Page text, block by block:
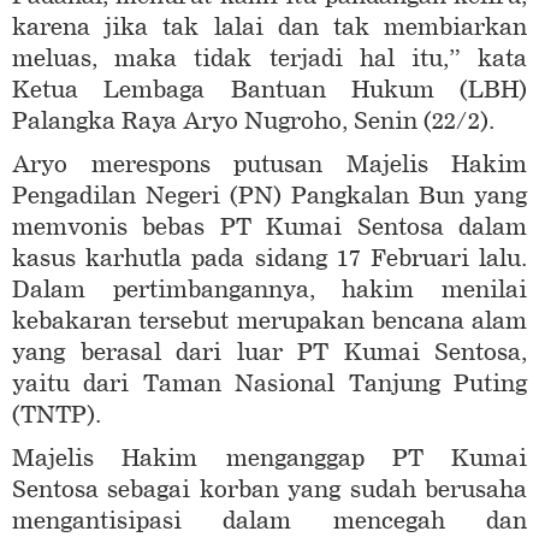
karena jika tak lalai dan tak membiarkan
meluas, maka tidak terjadi hal itu,” kata
Ketua Lembaga Bantuan Hukum (LBH)
Palangka Raya Aryo Nugroho, Senin (22/2).
Aryo merespons putusan Majelis Hakim
Pengadilan Negeri (PN) Pangkalan Bun yang
memvonis bebas PT Kumai Sentosa dalam
kasus karhutla pada sidang 17 Februari lalu.
Dalam pertimbangannya, hakim menilai
kebakaran tersebut merupakan bencana alam
yang berasal dari luar PT Kumai Sentosa,
yaitu dari Taman Nasional Tanjung Puting
(TNTP).
Majelis Hakim menganggap PT Kumai
Sentosa sebagai korban yang sudah berusaha
mengantisipasi dalam mencegah dan